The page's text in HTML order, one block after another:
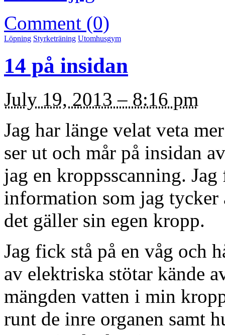
Comment (0)
Löpning Styrketräning Utomhusgym
14 på insidan
July 19, 2013 – 8:16 pm
Jag har länge velat veta
ser ut och mår på insidan
jag en kroppsscanning.
information som jag tycker
det gäller sin egen kropp.
Jag fick stå på en våg och
av elektriska stötar kände
mängden vatten i min
runt de inre organen samt